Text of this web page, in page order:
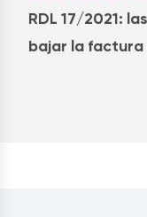
RDL 17/2021:
bajar la factura